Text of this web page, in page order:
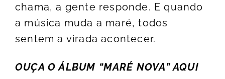
chama, a gente responde. E quando
a música muda a maré, todos
sentem a virada acontecer.
OUÇA O ÁLBUM “MARÉ NOVA” AQUI